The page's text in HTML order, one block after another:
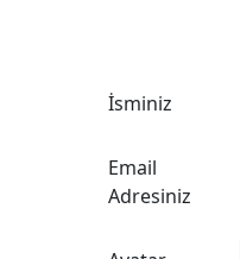
İsminiz
Email
Adresiniz